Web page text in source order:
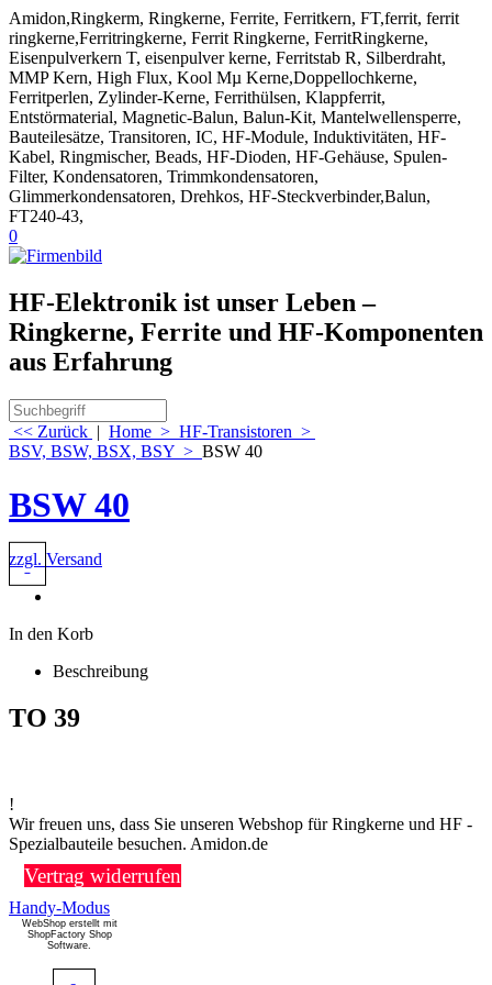
Amidon,Ringkerm, Ringkerne, Ferrite, Ferritkern, FT,ferrit, ferrit
ringkerne,Ferritringkerne, Ferrit Ringkerne, FerritRingkerne,
Eisenpulverkern T, eisenpulver kerne, Ferritstab R, Silberdraht,
MMP Kern, High Flux, Kool Mµ Kerne,Doppellochkerne,
Ferritperlen, Zylinder-Kerne, Ferrithülsen, Klappferrit,
Entstörmaterial, Magnetic-Balun, Balun-Kit, Mantelwellensperre,
Bauteilesätze, Transitoren, IC, HF-Module, Induktivitäten, HF-
Kabel, Ringmischer, Beads, HF-Dioden, HF-Gehäuse, Spulen-
Filter, Kondensatoren, Trimmkondensatoren,
Glimmerkondensatoren, Drehkos, HF-Steckverbinder,Balun,
FT240-43,
0
HF-Elektronik ist unser Leben –
Ringkerne, Ferrite und HF-Komponenten
aus Erfahrung
<< Zurück | Home > HF-Transistoren >
BSV, BSW, BSX, BSY > BSW 40
BSW 40
zzgl. Versand
In den Korb
Beschreibung
TO 39
!
Wir freuen uns, dass Sie unseren Webshop für Ringkerne und HF -
Spezialbauteile besuchen. Amidon.de
Vertrag widerrufen
Handy-Modus
WebShop erstellt mit
ShopFactory Shop
Software.